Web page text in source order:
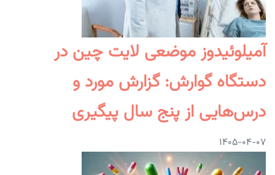
آمیلوئیدوز موضعی لایت چین در
دستگاه گوارش: گزارش مورد و
درس‌هایی از پنج سال پیگیری
۱۴۰۵-۰۴-۰۷